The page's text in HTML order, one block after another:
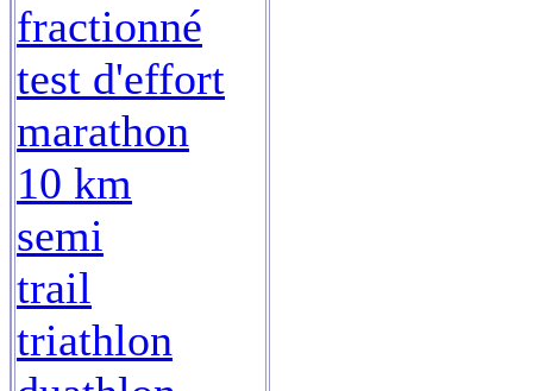
fractionné
test d'effort
marathon
10 km
semi
trail
triathlon